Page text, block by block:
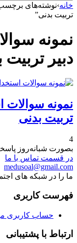
خانه›نوشته‌های
تربیت بدنی”
نمونه
دبیر تربیت
نمونه
تربیت بدنی
4
بصورت شبانه‌روز
در قسمت تماس با ما
medusoal@gmail.com
ما را در شبکه های
فهرست کاربری
حساب کاربری
ارتباط با پشتیبانی